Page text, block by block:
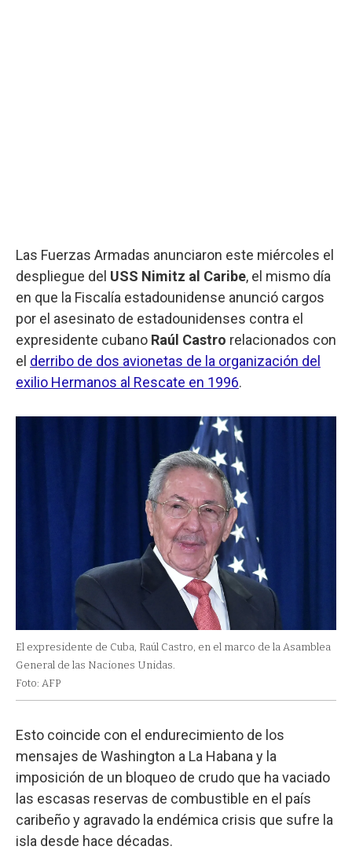
Las Fuerzas Armadas anunciaron este miércoles el
despliegue del USS Nimitz al Caribe, el mismo día
en que la Fiscalía estadounidense anunció cargos
por el asesinato de estadounidenses contra el
expresidente cubano Raúl Castro relacionados con
el derribo de dos avionetas de la organización del
exilio Hermanos al Rescate en 1996.
El expresidente de Cuba, Raúl Castro, en el marco de la Asamblea
General de las Naciones Unidas.
Foto: AFP
Esto coincide con el endurecimiento de los
mensajes de Washington a La Habana y la
imposición de un bloqueo de crudo que ha vaciado
las escasas reservas de combustible en el país
caribeño y agravado la endémica crisis que sufre la
isla desde hace décadas.